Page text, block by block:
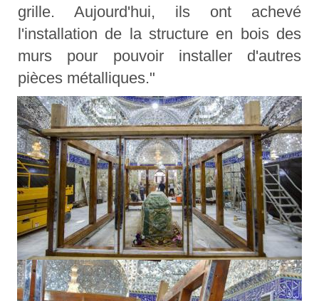
grille. Aujourd'hui, ils ont achevé
l'installation de la structure en bois des
murs pour pouvoir installer d'autres
pièces métalliques."